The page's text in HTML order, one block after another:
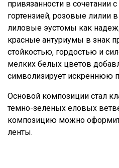
привязанности в сочетании
гортензией, розовые лилии
лиловые эустомы как
красные антуриумы в знак
стойкостью, гордостью и
мелких белых цветов
символизирует искреннюю
Основой композиции стал
темно-зеленых еловых
композицию можно
ленты.